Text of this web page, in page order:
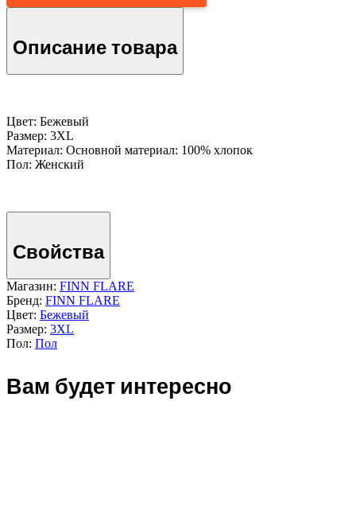
Описание товара
Цвет: Бежевый
Размер: 3XL
Материал: Основной материал: 100% хлопок
Пол: Женский
Свойства
Магазин: FINN FLARE
Бренд: FINN FLARE
Цвет: Бежевый
Размер: 3XL
Пол: Пол
Вам будет интересно